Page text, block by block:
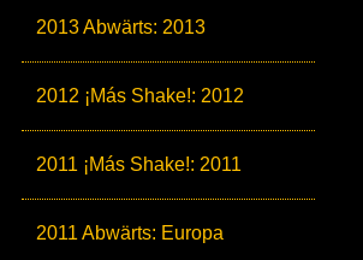
2013 Abwärts: 2013
2012 ¡Más Shake!: 2012
2011 ¡Más Shake!: 2011
2011 Abwärts: Europa